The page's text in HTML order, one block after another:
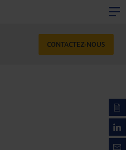
CONTACTEZ-NOUS